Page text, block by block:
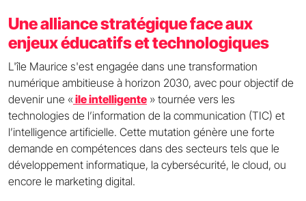
Une alliance stratégique face aux
enjeux éducatifs et technologiques
L'île Maurice s'est engagée dans une transformation
numérique ambitieuse à horizon 2030, avec pour objectif de
devenir une « ile intelligente » tournée vers les
technologies de l’information de la communication (TIC) et
l’intelligence artificielle. Cette mutation génère une forte
demande en compétences dans des secteurs tels que le
développement informatique, la cybersécurité, le cloud, ou
encore le marketing digital.